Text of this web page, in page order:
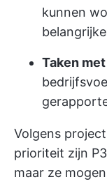
kunnen
Taken
Volgens
prioriteit zijn
maar ze